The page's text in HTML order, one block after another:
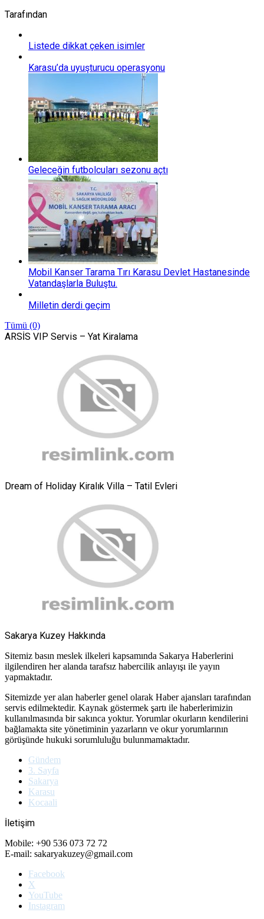
Tarafından
Listede dikkat çeken isimler
Karasu’da uyuşturucu operasyonu
Geleceğin futbolcuları sezonu açtı
Mobil Kanser Tarama Tırı Karasu Devlet Hastanesinde
Vatandaşlarla Buluştu.
Milletin derdi geçim
Tümü (0)
ARSİS VIP Servis – Yat Kiralama
Dream of Holiday Kiralık Villa – Tatil Evleri
Sakarya Kuzey Hakkında
Sitemiz basın meslek ilkeleri kapsamında Sakarya Haberlerini
ilgilendiren her alanda tarafsız habercilik anlayışı ile yayın
yapmaktadır.
Sitemizde yer alan haberler genel olarak Haber ajansları tarafından
servis edilmektedir. Kaynak göstermek şartı ile haberlerimizin
kullanılmasında bir sakınca yoktur. Yorumlar okurların kendilerini
bağlamakta site yönetiminin yazarların ve okur yorumlarının
görüşünde hukuki sorumluluğu bulunmamaktadır.
Gündem
3. Sayfa
Sakarya
Karasu
Kocaali
İletişim
Mobile: +90 536 073 72 72
E-mail: sakaryakuzey@gmail.com
Facebook
X
YouTube
Instagram